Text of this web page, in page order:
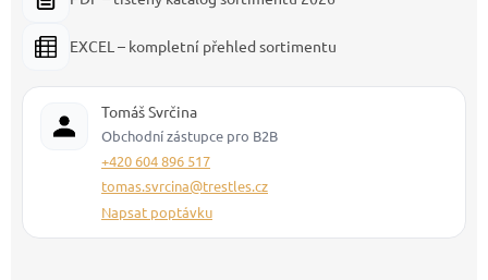
EXCEL – kompletní přehled sortimentu
Tomáš Svrčina
Obchodní zástupce pro B2B
+420 604 896 517
tomas.svrcina@trestles.cz
Napsat poptávku